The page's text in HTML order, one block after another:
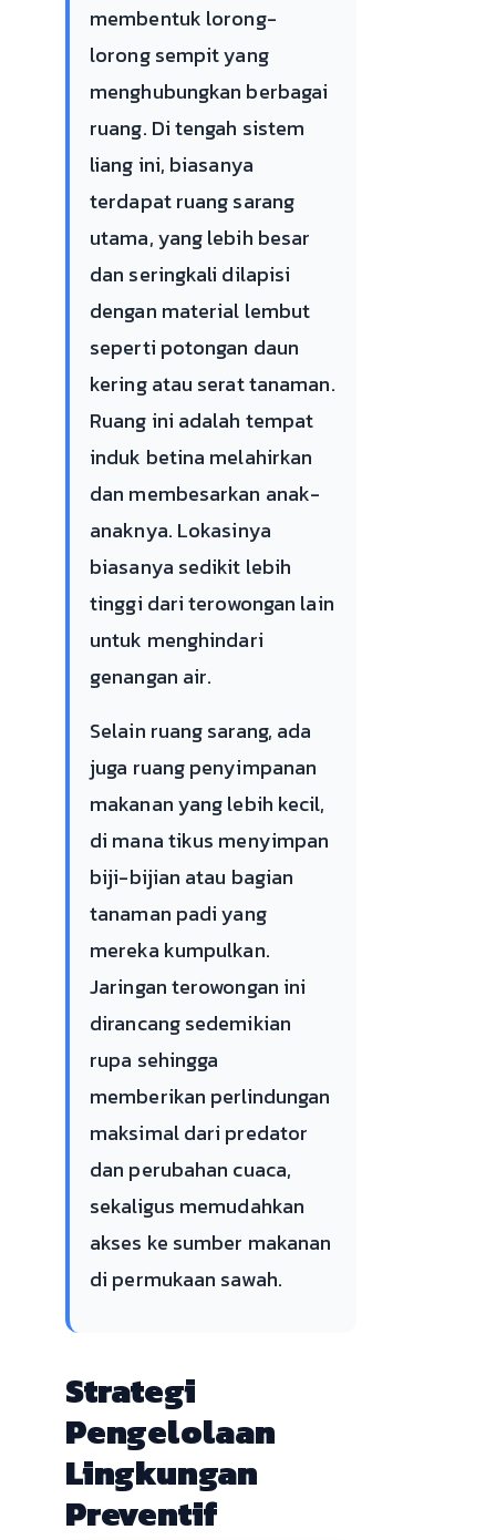
membentuk lorong-
lorong sempit yang
menghubungkan berbagai
ruang. Di tengah sistem
liang ini, biasanya
terdapat ruang sarang
utama, yang lebih besar
dan seringkali dilapisi
dengan material lembut
seperti potongan daun
kering atau serat tanaman.
Ruang ini adalah tempat
induk betina melahirkan
dan membesarkan anak-
anaknya. Lokasinya
biasanya sedikit lebih
tinggi dari terowongan lain
untuk menghindari
genangan air.
Selain ruang sarang, ada
juga ruang penyimpanan
makanan yang lebih kecil,
di mana tikus menyimpan
biji-bijian atau bagian
tanaman padi yang
mereka kumpulkan.
Jaringan terowongan ini
dirancang sedemikian
rupa sehingga
memberikan perlindungan
maksimal dari predator
dan perubahan cuaca,
sekaligus memudahkan
akses ke sumber makanan
di permukaan sawah.
Strategi
Pengelolaan
Lingkungan
Preventif